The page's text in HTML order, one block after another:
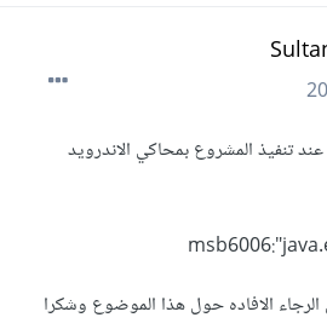
عند تنفيذ المشروع بمحاكي الاندرويد
الافاده حول هذا الموضوع وشكرا